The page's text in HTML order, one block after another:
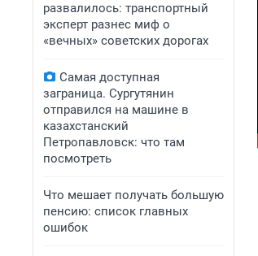
развалилось: транспортный
эксперт разнес миф о
«вечных» советских дорогах
Самая доступная
заграница. Сургутянин
отправился на машине в
казахстанский
Петропавловск: что там
посмотреть
Что мешает получать большую
пенсию: список главных
ошибок